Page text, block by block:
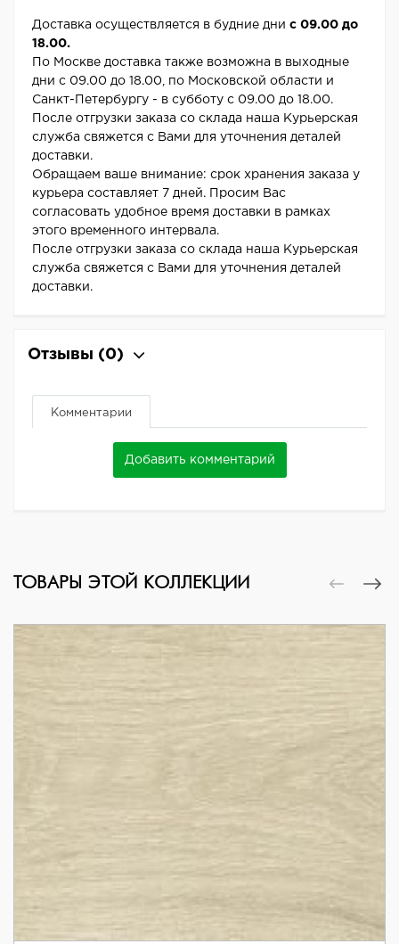
Доставка осуществляется в будние дни с 09.00 до
18.00.
По Москве доставка также возможна в выходные
дни с 09.00 до 18.00, по Московской области и
Санкт-Петербургу - в субботу с 09.00 до 18.00.
После отгрузки заказа со склада наша Курьерская
служба свяжется с Вами для уточнения деталей
доставки.
Обращаем ваше внимание: срок хранения заказа у
курьера составляет 7 дней. Просим Вас
согласовать удобное время доставки в рамках
этого временного интервала.
После отгрузки заказа со склада наша Курьерская
служба свяжется с Вами для уточнения деталей
доставки.
Отзывы (0)
Комментарии
Добавить комментарий
ТОВАРЫ ЭТОЙ КОЛЛЕКЦИИ